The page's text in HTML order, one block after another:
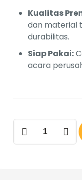
Kualitas
dan material
durabilitas.
Siap Pakai:
acara
Kostum
Maskot
A-